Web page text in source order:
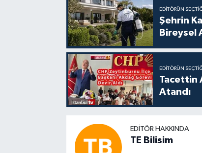
EDITÖRÜN
Şehrin
Bireysel
EDITÖRÜN
Tacettin
Atandı
EDITÖR HAKKINDA
TE Bilisim